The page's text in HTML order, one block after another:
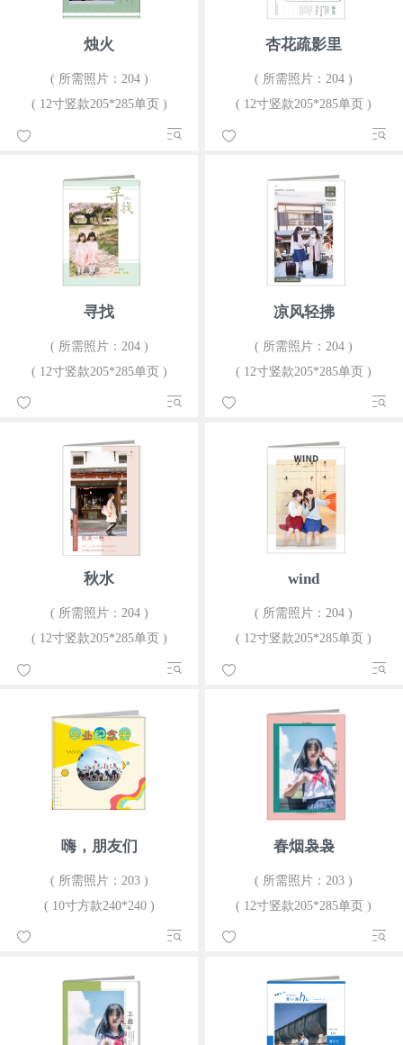
烛火
( 所需照片：204 )
( 12寸竖款205*285单页 )
杏花疏影里
( 所需照片：204 )
( 12寸竖款205*285单页 )
寻找
( 所需照片：204 )
( 12寸竖款205*285单页 )
凉风轻拂
( 所需照片：204 )
( 12寸竖款205*285单页 )
秋水
( 所需照片：204 )
( 12寸竖款205*285单页 )
wind
( 所需照片：204 )
( 12寸竖款205*285单页 )
嗨，朋友们
( 所需照片：203 )
( 10寸方款240*240 )
春烟袅袅
( 所需照片：203 )
( 12寸竖款205*285单页 )